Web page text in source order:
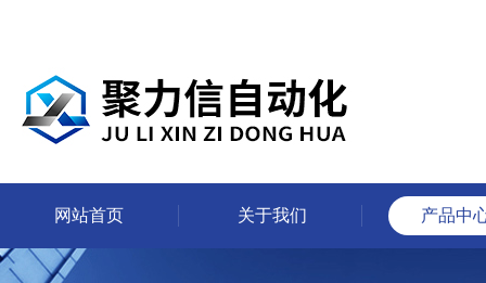
网站首页 关于我们 产品中